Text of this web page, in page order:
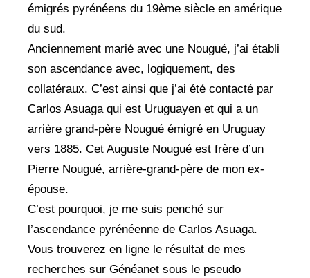
émigrés pyrénéens du 19ème siècle en amérique
du sud.
Anciennement marié avec une Nougué, j’ai établi
son ascendance avec, logiquement, des
collatéraux. C’est ainsi que j’ai été contacté par
Carlos Asuaga qui est Uruguayen et qui a un
arrière grand-père Nougué émigré en Uruguay
vers 1885. Cet Auguste Nougué est frère d’un
Pierre Nougué, arrière-grand-père de mon ex-
épouse.
C’est pourquoi, je me suis penché sur
l’ascendance pyrénéenne de Carlos Asuaga.
Vous trouverez en ligne le résultat de mes
recherches sur Généanet sous le pseudo